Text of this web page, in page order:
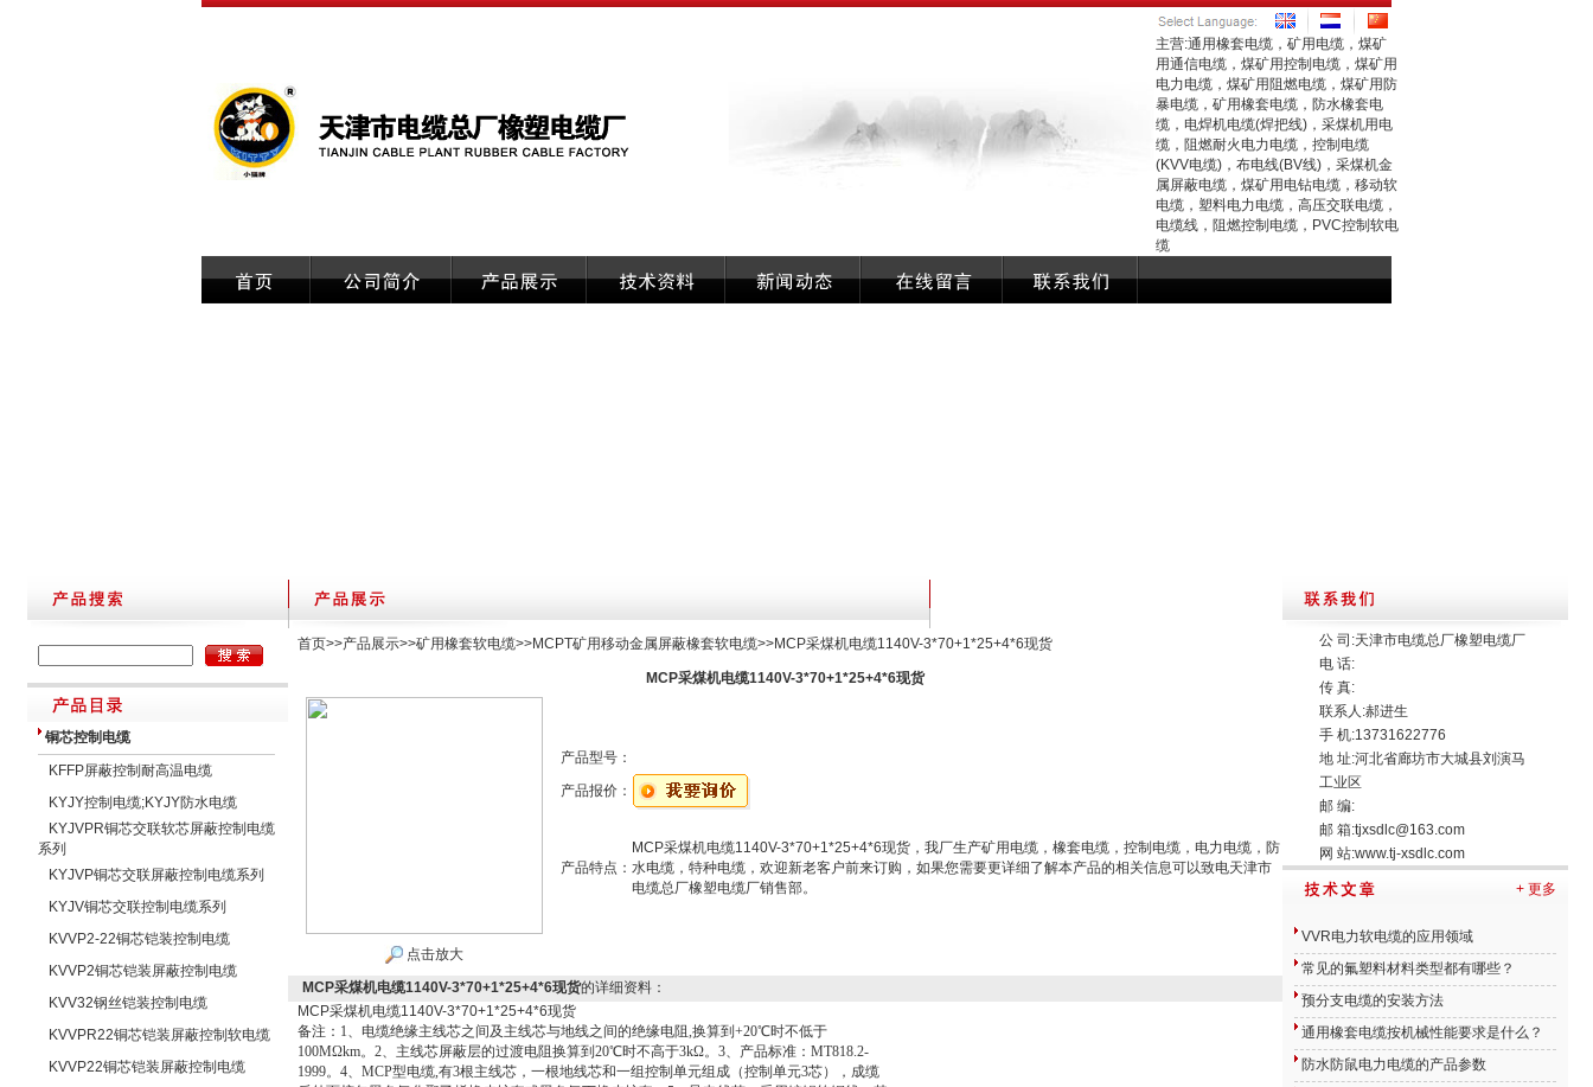
主营:通用橡套电缆，矿用电缆，煤矿
用通信电缆，煤矿用控制电缆，煤矿用
电力电缆，煤矿用阻燃电缆，煤矿用防
暴电缆，矿用橡套电缆，防水橡套电
缆，电焊机电缆(焊把线)，采煤机用电
缆，阻燃耐火电力电缆，控制电缆
(KVV电缆)，布电线(BV线)，采煤机金
属屏蔽电缆，煤矿用电钻电缆，移动软
电缆，塑料电力电缆，高压交联电缆，
电缆线，阻燃控制电缆，PVC控制软电
缆
铜芯控制电缆
KFFP屏蔽控制耐高温电缆
KYJY控制电缆;KYJY防水电缆
KYJVPR铜芯交联软芯屏蔽控制电缆
系列
KYJVP铜芯交联屏蔽控制电缆系列
KYJV铜芯交联控制电缆系列
KVVP2-22铜芯铠装控制电缆
KVVP2铜芯铠装屏蔽控制电缆
KVV32钢丝铠装控制电缆
KVVPR22铜芯铠装屏蔽控制软电缆
KVVP22铜芯铠装屏蔽控制电缆
首页>>产品展示>>矿用橡套软电缆>>MCPT矿用移动金属屏蔽橡套软电缆>>MCP采煤机电缆1140V-3*70+1*25+4*6现货
MCP采煤机电缆1140V-3*70+1*25+4*6现货
点击放大
产品型号：
产品报价：
产品特点：
MCP采煤机电缆1140V-3*70+1*25+4*6现货，我厂生产矿用电缆，橡套电缆，控制电缆，电力电缆，防
水电缆，特种电缆，欢迎新老客户前来订购，如果您需要更详细了解本产品的相关信息可以致电天津市
电缆总厂橡塑电缆厂销售部。
MCP采煤机电缆1140V-3*70+1*25+4*6现货的详细资料：
MCP采煤机电缆1140V-3*70+1*25+4*6现货
备注：1、电缆绝缘主线芯之间及主线芯与地线之间的绝缘电阻,换算到+20℃时不低于
100MΩkm。2、主线芯屏蔽层的过渡电阻换算到20℃时不高于3kΩ。3、产品标准：MT818.2-
1999。4、MCP型电缆,有3根主线芯，一根地线芯和一组控制单元组成（控制单元3芯），成缆
公 司:天津市电缆总厂橡塑电缆厂
电 话:
传 真:
联系人:郝进生
手 机:13731622776
地 址:河北省廊坊市大城县刘演马
工业区
邮 编:
邮 箱:tjxsdlc@163.com
网 站:www.tj-xsdlc.com
+ 更多
VVR电力软电缆的应用领域
常见的氟塑料材料类型都有哪些？
预分支电缆的安装方法
通用橡套电缆按机械性能要求是什么？
防水防鼠电力电缆的产品参数